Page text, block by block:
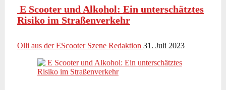
E Scooter und Alkohol: Ein unterschätztes
Risiko im Straßenverkehr
Olli aus der EScooter Szene Redaktion 31. Juli 2023